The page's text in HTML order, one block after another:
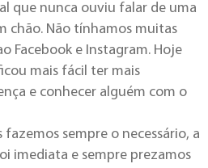
que nunca ouviu falar de uma
chão. Não tínhamos muitas
Facebook e Instagram. Hoje
mais fácil ter mais
e conhecer alguém com o
sempre o necessário, a
imediata e sempre prezamos